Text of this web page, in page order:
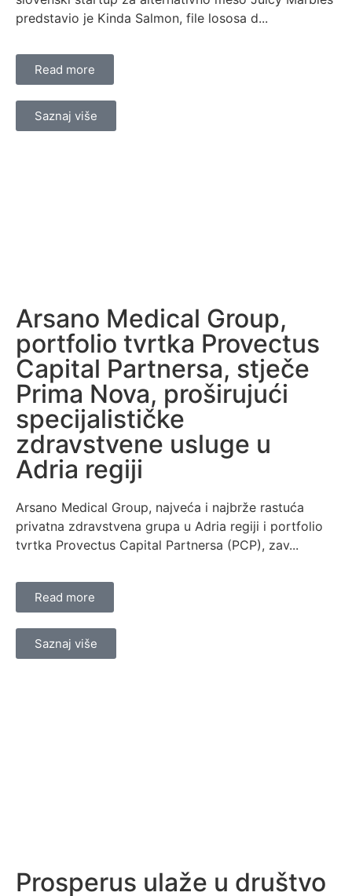
predstavio je Kinda Salmon, file lososa d...
Read more
Saznaj više
Arsano Medical Group,
portfolio tvrtka Provectus
Capital Partnersa, stječe
Prima Nova, proširujući
specijalističke
zdravstvene usluge u
Adria regiji
Arsano Medical Group, najveća i najbrže rastuća
privatna zdravstvena grupa u Adria regiji i portfolio
tvrtka Provectus Capital Partnersa (PCP), zav...
Read more
Saznaj više
Prosperus ulaže u društvo